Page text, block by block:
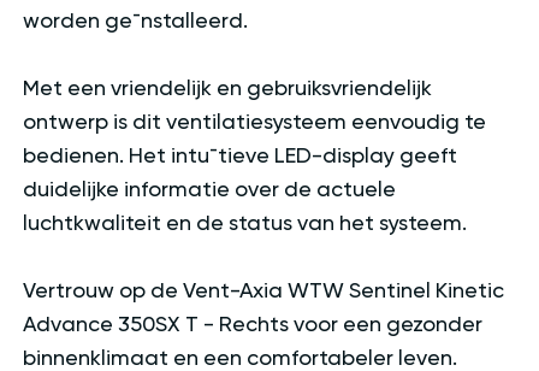
worden ge¯nstalleerd.
Met een vriendelijk en gebruiksvriendelijk
ontwerp is dit ventilatiesysteem eenvoudig te
bedienen. Het intu¯tieve LED-display geeft
duidelijke informatie over de actuele
luchtkwaliteit en de status van het systeem.
Vertrouw op de Vent-Axia WTW Sentinel Kinetic
Advance 350SX T - Rechts voor een gezonder
binnenklimaat en een comfortabeler leven.